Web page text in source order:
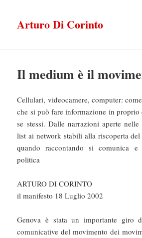
Arturo Di Corinto
Il medium è il
Cellulari, videocamere, computer:
che si può fare informazione in
se stessi. Dalle narrazioni aperte
list ai network stabili alla riscoperta
quando raccontando si comunica
politica
ARTURO DI CORINTO
il manifesto 18 Luglio 2002
Genova è stata un importante giro
comunicative del movimento dei